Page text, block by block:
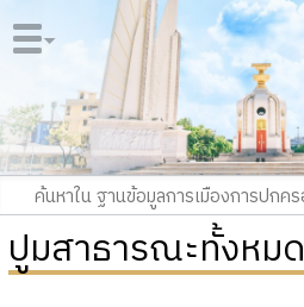
ปูมสาธารณะทั้งหมด